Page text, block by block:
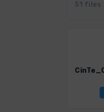
51 files